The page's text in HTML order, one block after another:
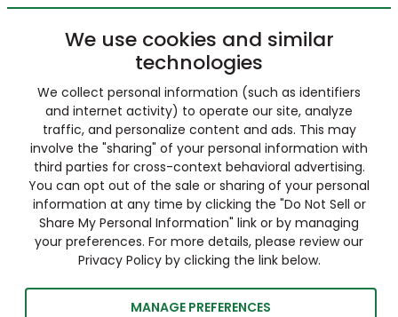
We use cookies and similar
technologies
We collect personal information (such as identifiers
and internet activity) to operate our site, analyze
traffic, and personalize content and ads. This may
involve the "sharing" of your personal information with
third parties for cross-context behavioral advertising.
You can opt out of the sale or sharing of your personal
information at any time by clicking the "Do Not Sell or
Share My Personal Information" link or by managing
your preferences. For more details, please review our
Privacy Policy by clicking the link below.
MANAGE PREFERENCES